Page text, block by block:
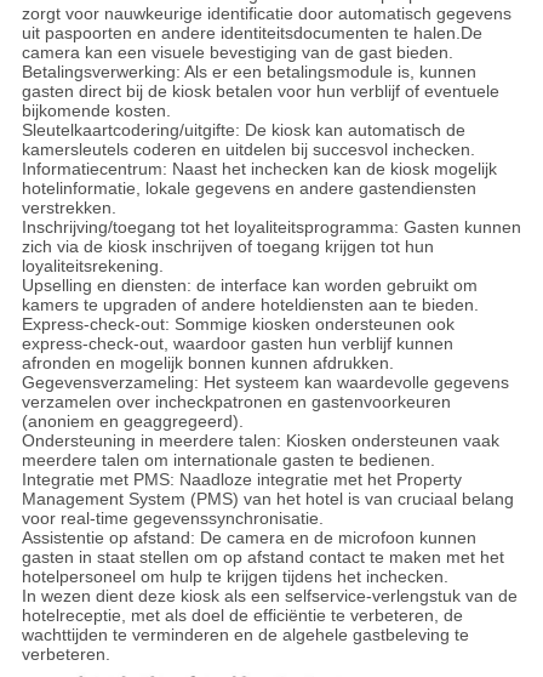
zorgt voor nauwkeurige identificatie door automatisch gegevens
uit paspoorten en andere identiteitsdocumenten te halen.De
camera kan een visuele bevestiging van de gast bieden.
Betalingsverwerking: Als er een betalingsmodule is, kunnen
gasten direct bij de kiosk betalen voor hun verblijf of eventuele
bijkomende kosten.
Sleutelkaartcodering/uitgifte: De kiosk kan automatisch de
kamersleutels coderen en uitdelen bij succesvol inchecken.
Informatiecentrum: Naast het inchecken kan de kiosk mogelijk
hotelinformatie, lokale gegevens en andere gastendiensten
verstrekken.
Inschrijving/toegang tot het loyaliteitsprogramma: Gasten kunnen
zich via de kiosk inschrijven of toegang krijgen tot hun
loyaliteitsrekening.
Upselling en diensten: de interface kan worden gebruikt om
kamers te upgraden of andere hoteldiensten aan te bieden.
Express-check-out: Sommige kiosken ondersteunen ook
express-check-out, waardoor gasten hun verblijf kunnen
afronden en mogelijk bonnen kunnen afdrukken.
Gegevensverzameling: Het systeem kan waardevolle gegevens
verzamelen over incheckpatronen en gastenvoorkeuren
(anoniem en geaggregeerd).
Ondersteuning in meerdere talen: Kiosken ondersteunen vaak
meerdere talen om internationale gasten te bedienen.
Integratie met PMS: Naadloze integratie met het Property
Management System (PMS) van het hotel is van cruciaal belang
voor real-time gegevenssynchronisatie.
Assistentie op afstand: De camera en de microfoon kunnen
gasten in staat stellen om op afstand contact te maken met het
hotelpersoneel om hulp te krijgen tijdens het inchecken.
In wezen dient deze kiosk als een selfservice-verlengstuk van de
hotelreceptie, met als doel de efficiëntie te verbeteren, de
wachttijden te verminderen en de algehele gastbeleving te
verbeteren.